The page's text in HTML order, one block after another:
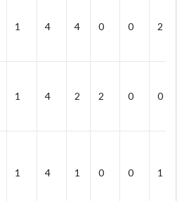
1 4 4 0 0 2
1 4 2 2 0 0
1 4 1 0 0 1